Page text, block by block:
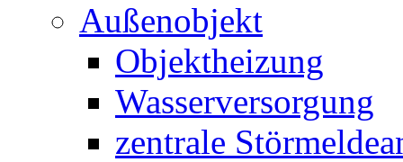
Außenobjekt
Objektheizung
Wasserversorgung
zentrale